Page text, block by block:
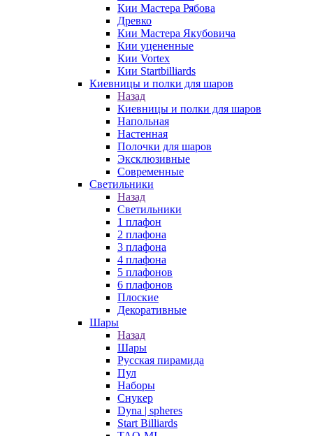
Кии Мастера Рябова
Древко
Кии Мастера Якубовича
Кии уцененные
Кии Vortex
Кии Startbilliards
Киевницы и полки для шаров
Назад
Киевницы и полки для шаров
Напольная
Настенная
Полочки для шаров
Эксклюзивные
Современные
Светильники
Назад
Светильники
1 плафон
2 плафона
3 плафона
4 плафона
5 плафонов
6 плафонов
Плоские
Декоративные
Шары
Назад
Шары
Русская пирамида
Пул
Наборы
Снукер
Dyna | spheres
Start Billiards